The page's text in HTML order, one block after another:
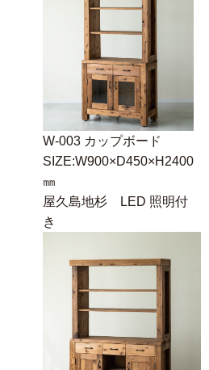
W-003 カップボード
SIZE:W900×D450×H2400
㎜
屋久島地杉 LED 照明付
き